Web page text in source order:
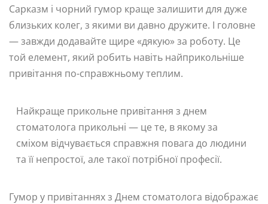
Сарказм і чорний гумор краще залишити для дуже
близьких колег, з якими ви давно дружите. І головне
— завжди додавайте щире «дякую» за роботу. Це
той елемент, який робить навіть найприкольніше
привітання по-справжньому теплим.
Найкраще прикольне привітання з днем
стоматолога прикольні — це те, в якому за
сміхом відчувається справжня повага до людини
та її непростої, але такої потрібної професії.
Гумор у привітаннях з Днем стоматолога відображає